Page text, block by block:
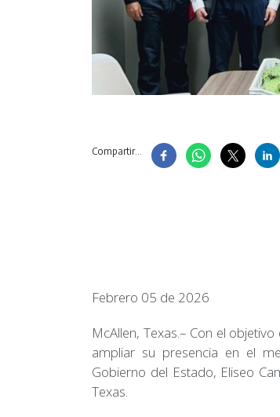
Compartir...
Febrero 05 de 2026
McAllen, Texas.– Con el
ampliar su presencia en el
Gobierno del Estado, Eliseo
Texas.